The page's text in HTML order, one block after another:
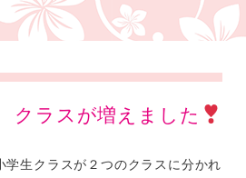
クラスが増えました
学生クラスが２つのクラスに分かれ